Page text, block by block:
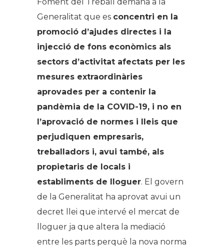
Generalitat que es concentri en la
promoció d’ajudes directes i la
injecció de fons econòmics als
sectors d’activitat afectats per les
mesures extraordinàries
aprovades per a contenir la
pandèmia de la COVID-19, i no en
l’aprovació de normes i lleis que
perjudiquen empresaris,
treballadors i, avui també, als
propietaris de locals i
establiments de lloguer. El govern
de la Generalitat ha aprovat avui un
decret llei que intervé el mercat de
lloguer ja que altera la mediació
entre les parts perquè la nova norma